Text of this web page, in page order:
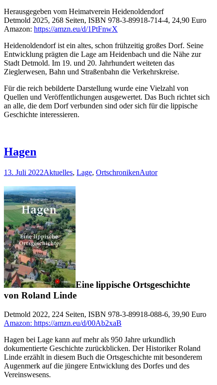
Herausgegeben vom Heimatverein Heidenoldendorf
Detmold 2025, 268 Seiten, ISBN 978-3-89918-714-4, 24,90 Euro
Amazon: https://amzn.eu/d/1PtFnwX
Heidenoldendorf ist ein altes, schon frühzeitig großes Dorf. Seine
Entwicklung prägten die Lage am Heidenbach und die Nähe zur
Stadt Detmold. Im 19. und 20. Jahrhundert weiteten das
Zieglerwesen, Bahn und Straßenbahn die Verkehrskreise.
Für die reich bebilderte Darstellung wurde eine Vielzahl von
Quellen und Veröffentlichungen ausgewertet. Das Buch richtet sich
an alle, die dem Dorf verbunden sind oder sich für die lippische
Geschichte interessieren.
Hagen
13. Juli 2022Aktuelles, Lage, OrtschronikenAutor
Eine lippische Ortsgeschichte
von Roland Linde
Detmold 2022, 224 Seiten, ISBN 978-3-89918-088-6, 39,90 Euro
Amazon: https://amzn.eu/d/00Ab2xaB
Hagen bei Lage kann auf mehr als 950 Jahre urkundlich
dokumentierte Geschichte zurückblicken. Der Historiker Roland
Linde erzählt in diesem Buch die Ortsgeschichte mit besonderem
Augenmerk auf die jüngere Entwicklung des Dorfes und des
Vereinswesens.